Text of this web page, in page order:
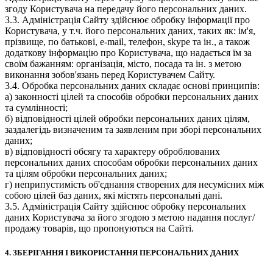
згоду Користувача на передачу його персональних даних.
3.3. Адміністрація Сайту здійснює обробку інформації про
Користувача, у т.ч. його персональних даних, таких як: ім'я,
прізвище, по батькові, e-mail, телефон, skype та ін., а також
додаткову інформацію про Користувача, що надається їм за
своїм бажанням: організація, місто, посада та ін. з метою
виконання зобов'язань перед Користувачем Сайту.
3.4. Обробка персональних даних складає основі принципів:
а) законності цілей та способів обробки персональних даних
та сумлінності;
б) відповідності цілей обробки персональних даних цілям,
заздалегідь визначеним та заявленим при зборі персональних
даних;
в) відповідності обсягу та характеру оброблюваних
персональних даних способам обробки персональних даних
та цілям обробки персональних даних;
г) неприпустимість об'єднання створених для несумісних між
собою цілей баз даних, які містять персональні дані.
3.5. Адміністрація Сайту здійснює обробку персональних
даних Користувача за його згодою з метою надання послуг/
продажу товарів, що пропонуються на Сайті.
4. ЗБЕРІГАННЯ І ВИКОРИСТАННЯ ПЕРСОНАЛЬНИХ ДАНИХ